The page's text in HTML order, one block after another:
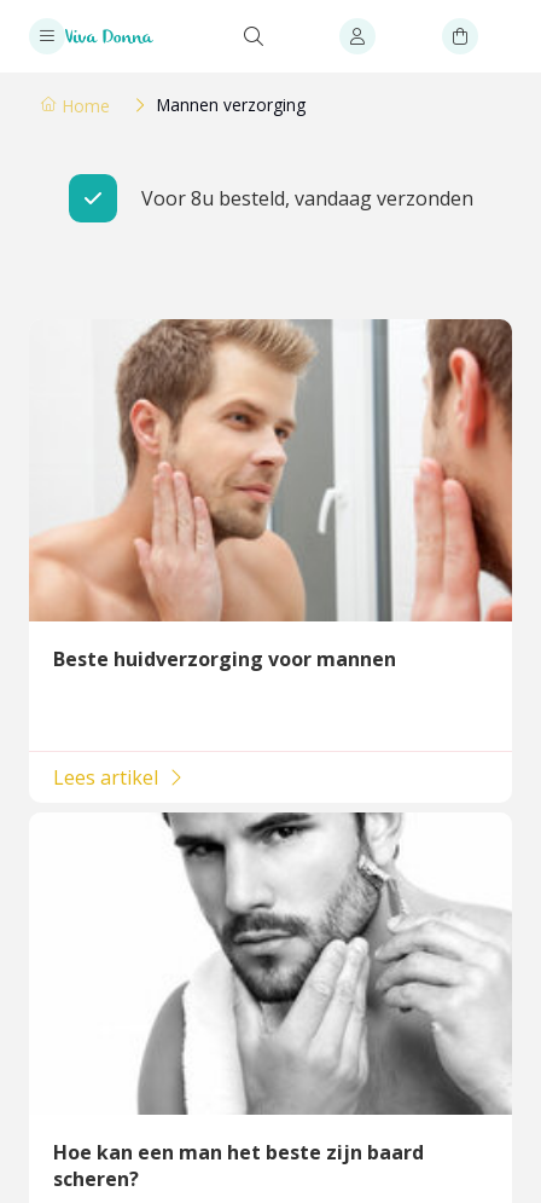
Home Mannen verzorging
Persoonlijk advies bij huidproblemen
Beste huidverzorging voor mannen
Lees artikel
Hoe kan een man het beste zijn baard
scheren?